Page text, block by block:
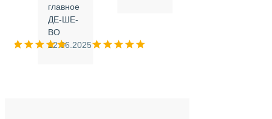
главное
ДЕ-ШЕ-
ВО
12.06.2025